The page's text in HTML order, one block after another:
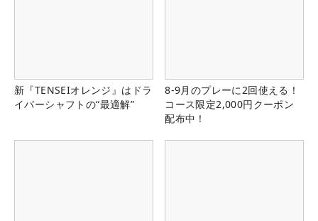
新『TENSEIオレンジ』はドラ
イバーシャフトの“最適解”
8-9月のプレーに2回使える！
コース限定2,000円クーポン
配布中！